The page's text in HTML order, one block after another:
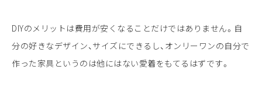
DIYのメリットは費用が安くなることだけではありません。自
分の好きなデザイン、サイズにできるし、オンリーワンの自分で
作った家具というのは他にはない愛着をもてるはずです。